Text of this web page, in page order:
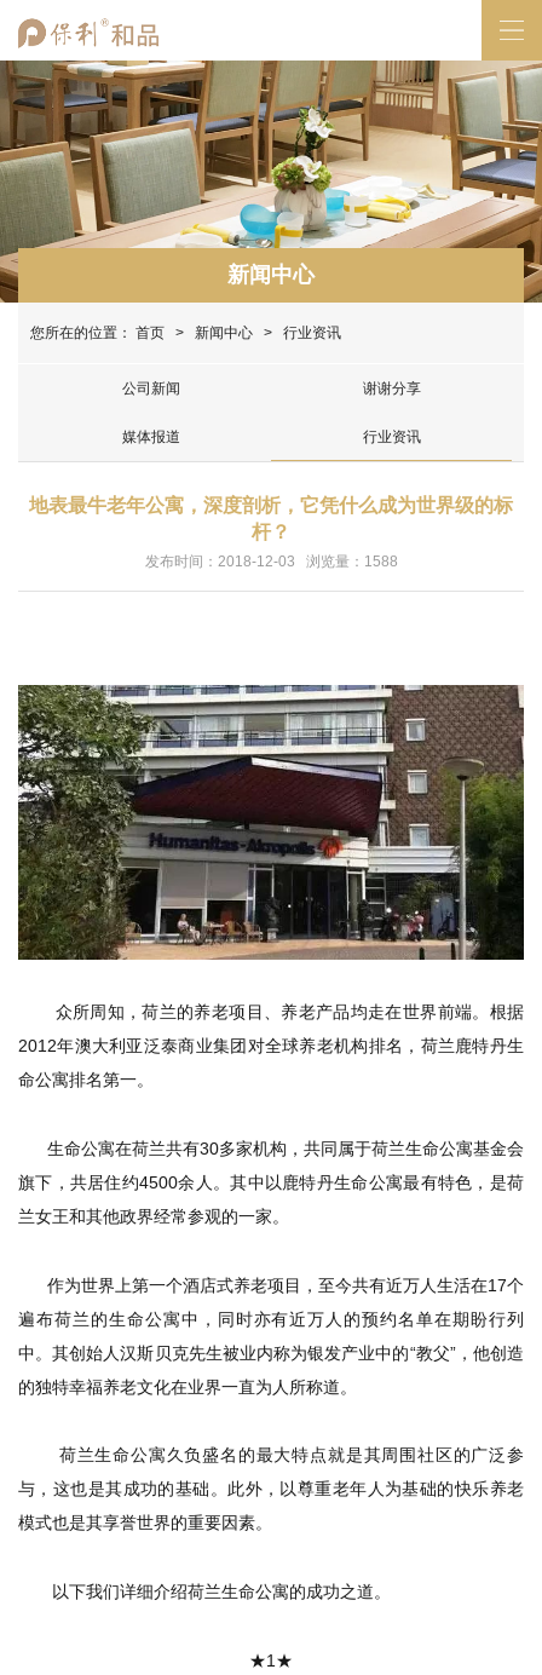
新闻中心
您所在的位置： 首页 > 新闻中心 > 行业资讯
公司新闻 谢谢分享
媒体报道 行业资讯
地表最牛老年公寓，深度剖析，它凭什么成为世界级的标
杆？
发布时间：2018-12-03 浏览量：1588
众所周知，荷兰的养老项目、养老产品均走在世界前端。根据
2012年澳大利亚泛泰商业集团对全球养老机构排名，荷兰鹿特丹生
命公寓排名第一。
生命公寓在荷兰共有30多家机构，共同属于荷兰生命公寓基金会
旗下，共居住约4500余人。其中以鹿特丹生命公寓最有特色，是荷
兰女王和其他政界经常参观的一家。
作为世界上第一个酒店式养老项目，至今共有近万人生活在17个
遍布荷兰的生命公寓中，同时亦有近万人的预约名单在期盼行列
中。其创始人汉斯贝克先生被业内称为银发产业中的“教父”，他创造
的独特幸福养老文化在业界一直为人所称道。
荷兰生命公寓久负盛名的最大特点就是其周围社区的广泛参
与，这也是其成功的基础。此外，以尊重老年人为基础的快乐养老
模式也是其享誉世界的重要因素。
以下我们详细介绍荷兰生命公寓的成功之道。
★1 ★